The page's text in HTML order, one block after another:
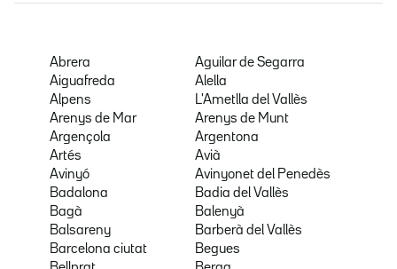
Abrera
Aguilar de Segarra
Aiguafreda
Alella
Alpens
L'Ametlla del Vallès
Arenys de Mar
Arenys de Munt
Argençola
Argentona
Artés
Avià
Avinyó
Avinyonet del Penedès
Badalona
Badia del Vallès
Bagà
Balenyà
Balsareny
Barberà del Vallès
Barcelona ciutat
Begues